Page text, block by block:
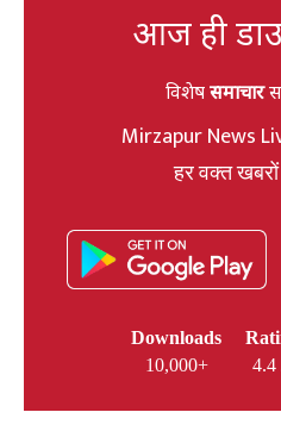
आज ही
विशेषसमाचार
Mirzapur News
हर वक्त
Downloads
10,000+
4.4